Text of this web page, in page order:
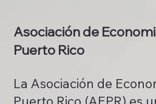
Asociación de
Puerto Rico
La Asociación de